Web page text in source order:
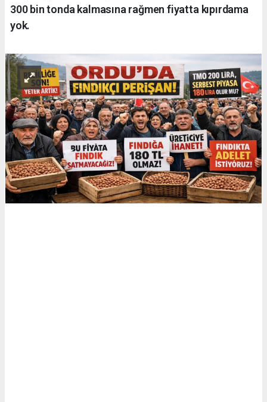
300 bin tonda kalmasına rağmen fiyatta kıpırdama
yok.